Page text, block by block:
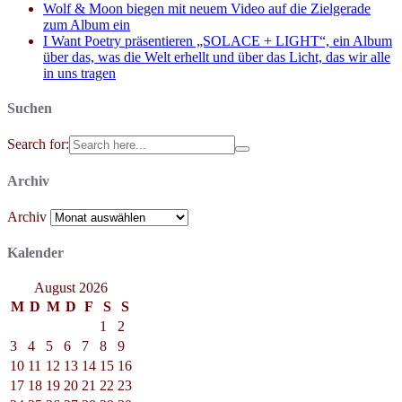
Wolf & Moon biegen mit neuem Video auf die Zielgerade
zum Album ein
I Want Poetry präsentieren „SOLACE + LIGHT“, ein Album
über das, was die Welt erhellt und über das Licht, das wir alle
in uns tragen
Suchen
Search for:
Archiv
Archiv
Kalender
August 2026
M D M D F S
S
1
2
3
4 5 6 7 8
9
10 11 12 13 14 15 16
17 18 19 20 21 22 23